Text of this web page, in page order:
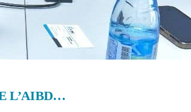
L’AIBD…